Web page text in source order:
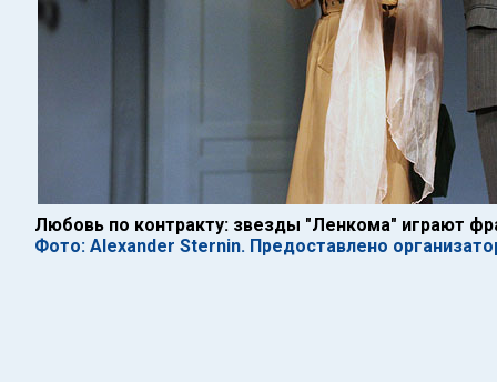
Любовь по контракту: звезды "Ленкома" играют
Фото: Alexander Sternin. Предоставлено